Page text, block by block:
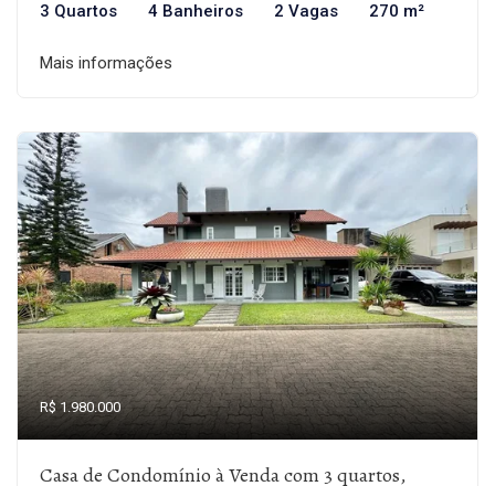
3 Quartos 4 Banheiros 2 Vagas 270 m²
Mais informações
R$ 1.980.000
Casa de Condomínio à Venda com 3 quartos,